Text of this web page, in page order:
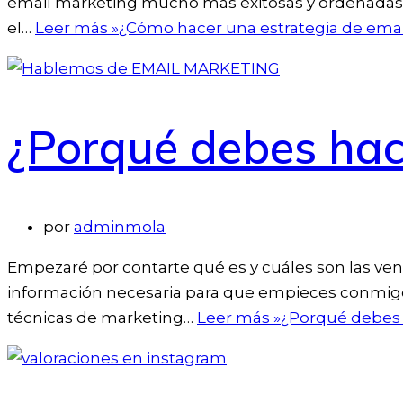
el… Leer más »¿Cómo hacer una estrategia de
¿Porqué debes
por adminmola
Empezaré por contarte qué es y cuáles son las
información necesaria para que empieces
técnicas de marketing… Leer más »¿Porqué